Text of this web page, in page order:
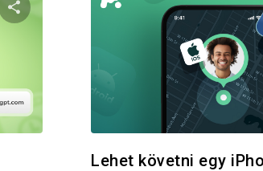
Oszd meg ezt a cikket
Twitter Link másolása
Lehet követni egy